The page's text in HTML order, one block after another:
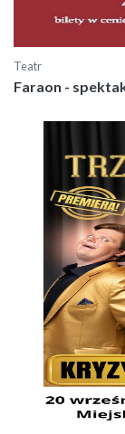
Teatr
Faraon -